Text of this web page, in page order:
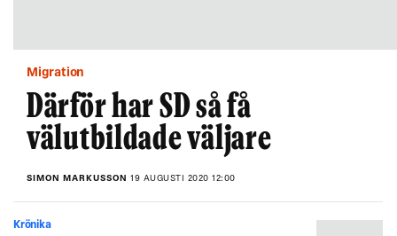
Migration
Därför har SD så få
välutbildade väljare
SIMON MARKUSSON 19 AUGUSTI 2020 12:00
Krönika